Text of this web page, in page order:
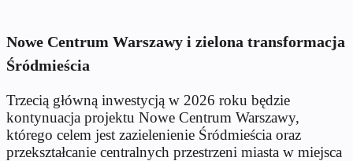
Nowe Centrum Warszawy i zielona transformacja
Śródmieścia
Trzecią główną inwestycją w 2026 roku będzie
kontynuacja projektu Nowe Centrum Warszawy,
którego celem jest zazielenienie Śródmieścia oraz
przekształcanie centralnych przestrzeni miasta w miejsca